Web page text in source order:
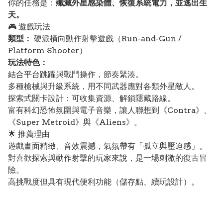
你的任務是： 殲滅外星感染體、恢復系統電力，並逃出生
天。
🎮 遊戲玩法
類型： 硬派橫向動作射擊遊戲（Run-and-Gun /
Platform Shooter）
玩法特色：
結合平台跳躍與戰鬥操作，節奏緊湊。
多種槍械與升級系統，用不同武器應對各類外星敵人。
探索式關卡設計：可收集資源、解鎖隱藏路線。
富有科幻恐怖氛圍與電子音樂，讓人聯想到《Contra》、
《Super Metroid》與《Aliens》。
🌟 推薦理由
遊戲畫面精緻、音效震撼，氣氛帶有「孤立與壓迫感」。
對喜歡探索與動作射擊的玩家來說，是一場刺激的復古冒
險。
高挑戰度但具有現代便利功能（儲存點、續玩設計）。